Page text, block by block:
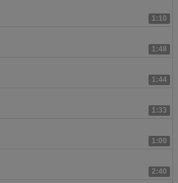
1:10
1:48
1:44
1:33
1:00
2:40